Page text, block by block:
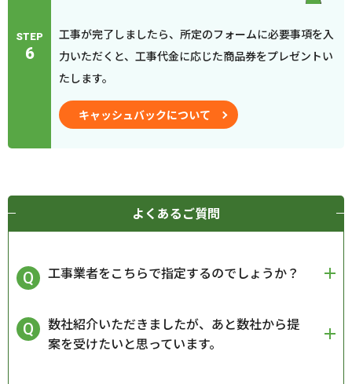
STEP
6
工事が完了しましたら、所定のフォームに必要事項を入
力いただくと、工事代金に応じた商品券をプレゼントい
たします。
キャッシュバックについて
よくあるご質問
工事業者をこちらで指定するのでしょうか？
数社紹介いただきましたが、あと数社から提
案を受けたいと思っています。